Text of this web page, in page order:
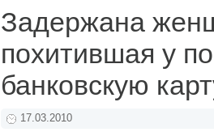
Задержана
похитившая у
банковскую
17.03.2010